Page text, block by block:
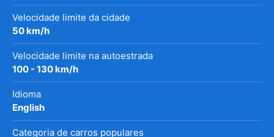
Velocidade limite da cidade
50 km/h
Velocidade limite na autoestrada
100 - 130 km/h
Idioma
English
Categoria de carros populares